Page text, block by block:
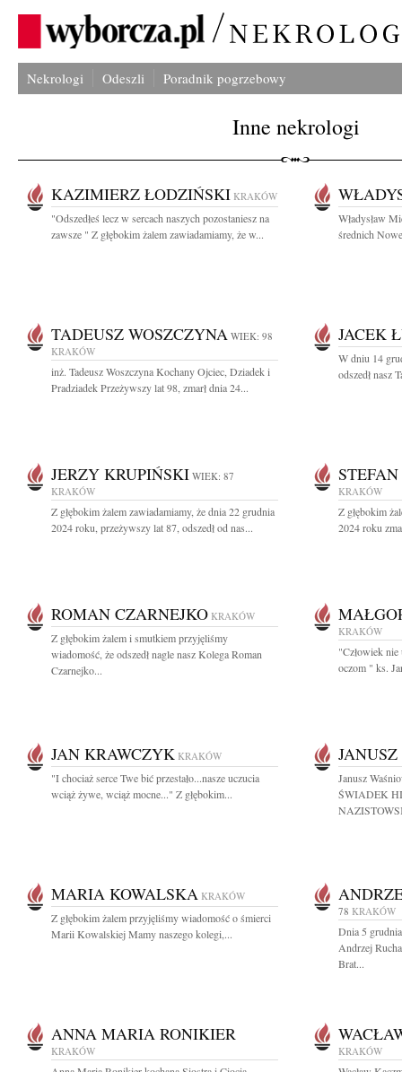
Nekrologi Odeszli Poradnik pogrzebowy
Inne nekrologi
KAZIMIERZ ŁODZIŃSKI KRAKÓW
"Odszedłeś lecz w sercach naszych pozostaniesz na
zawsze " Z głębokim żalem zawiadamiamy, że w...
Władysław
średnich
TADEUSZ WOSZCZYNA WIEK: 98
KRAKÓW
inż. Tadeusz Woszczyna Kochany Ojciec, Dziadek i
Pradziadek Przeżywszy lat 98, zmarł dnia 24...
JACEK
W dniu 14
odszedł nasz
JERZY KRUPIŃSKI WIEK: 87
KRAKÓW
Z głębokim żalem zawiadamiamy, że dnia 22 grudnia
2024 roku, przeżywszy lat 87, odszedł od nas...
KRAKÓW
Z głębokim
2024 roku
ROMAN CZARNEJKO KRAKÓW
Z głębokim żalem i smutkiem przyjęliśmy
wiadomość, że odszedł nagle nasz Kolega Roman
Czarnejko...
KRAKÓW
"Człowiek
oczom " ks.
JAN KRAWCZYK KRAKÓW
"I chociaż serce Twe bić przestało...nasze uczucia
wciąż żywe, wciąż mocne..." Z głębokim...
Janusz
ŚWIADEK
MARIA KOWALSKA KRAKÓW
Z głębokim żalem przyjęliśmy wiadomość o śmierci
Marii Kowalskiej Mamy naszego kolegi,...
78 KRAKÓW
Dnia 5
Andrzej
Brat...
ANNA MARIA RONIKIER
KRAKÓW KRAKÓW